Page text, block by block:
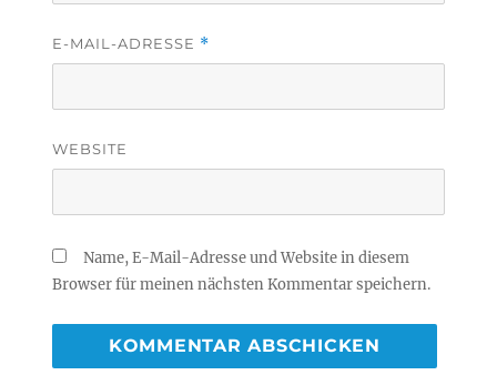
E-MAIL-ADRESSE *
WEBSITE
Name, E-Mail-Adresse und Website in diesem
Browser für meinen nächsten Kommentar speichern.